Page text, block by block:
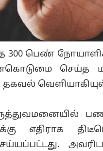
300 பெண்
செய்த
தகவல்
எதிராக